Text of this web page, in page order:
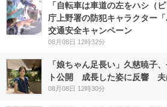
「自転車は車道の左をハシ（
庁上野署の防犯キャラクター
交通安全キャンペーン
08月08日 12時32分
「娘ちゃん足長い」久慈暁子
ト公開 成長した姿に反響 夫
08月08日 12時30分